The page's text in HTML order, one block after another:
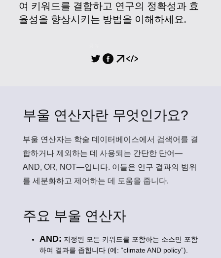
여 키워드를 결합하고 연구의 정확성과 효
율성을 향상시키는 방법을 이해하세요.
부울 연산자란 무엇인가요?
부울 연산자는 학술 데이터베이스에서 검색어를 결
합하거나 제외하는 데 사용되는 간단한 단어—
AND, OR, NOT—입니다. 이들은 연구 결과의 범위
를 세분화하고 제어하는 데 도움을 줍니다.
주요 부울 연산자
AND: 지정된 모든 키워드를 포함하는 소스만 포함
하여 결과를 좁힙니다 (예: “climate AND policy”).